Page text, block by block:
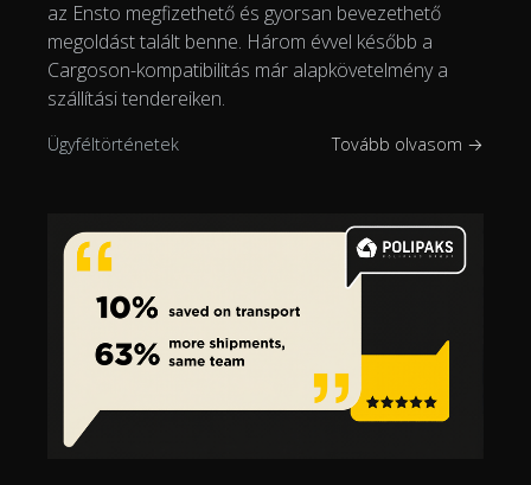
az Ensto megfizethető és gyorsan bevezethető
megoldást talált benne. Három évvel később a
Cargoson-kompatibilitás már alapkövetelmény a
szállítási tendereiken.
Ügyféltörténetek Tovább olvasom →